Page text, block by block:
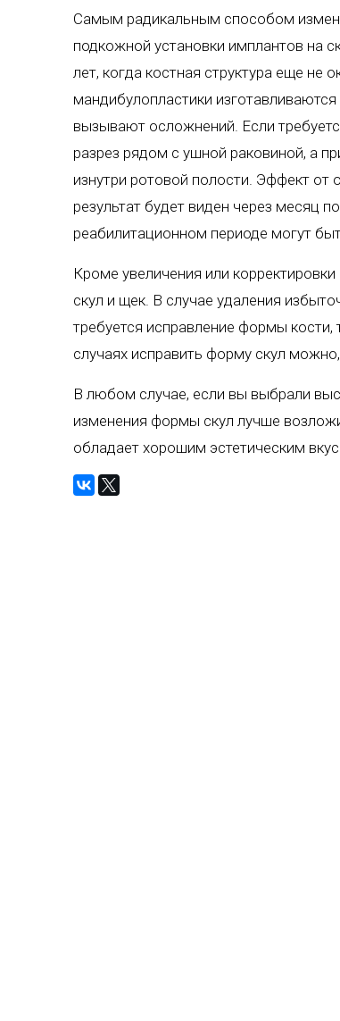
Самым радикальным способом
подкожной установки имплантов на
лет, когда костная структура еще
мандибулопластики
вызывают осложнений. Если
разрез рядом с ушной раковиной, а
изнутри ротовой полости. Эффект от
результат будет виден через месяц
реабилитационном периоде могут
Кроме увеличения или
скул и щек. В случае удаления
требуется исправление формы
случаях исправить форму скул
В любом случае, если вы выбрали
изменения формы скул лучше
обладает хорошим эстетическим